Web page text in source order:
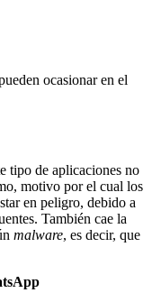
ocasionar en el
tipo de aplicaciones no
motivo por el cual los
en peligro, debido a
También cae la
malware, es decir, que